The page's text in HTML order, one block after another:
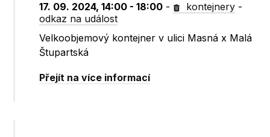
17. 09. 2024, 14:00 - 18:00 - kontejnery -
odkaz na událost
Velkoobjemový kontejner v ulici Masná x Malá
Štupartská
Přejít na více informací